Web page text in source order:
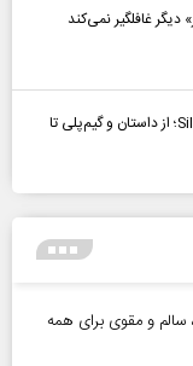
غافلگیر نمی‌کند
بررسی بازی Silent Hill: Townfall؛ از داستان و گیم‌پلی تا
۳۰ صبحانه سریع، سالم و مقوی برای همه